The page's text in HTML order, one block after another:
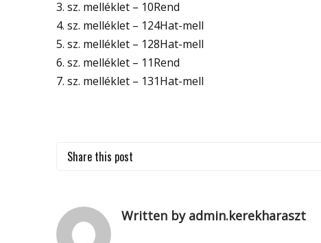
3. sz. melléklet – 10Rend
4. sz. melléklet – 124Hat-mell
5. sz. melléklet – 128Hat-mell
6. sz. melléklet – 11Rend
7. sz. melléklet – 131Hat-mell
Share this post
Written by admin.kerekharaszt